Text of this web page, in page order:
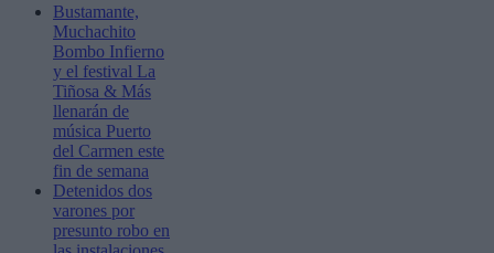
Bustamante,
Muchachito
Bombo Infierno
y el festival La
Tiñosa & Más
llenarán de
música Puerto
del Carmen este
fin de semana
Detenidos dos
varones por
presunto robo en